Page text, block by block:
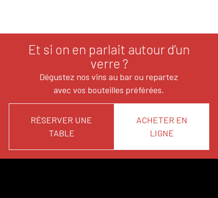
Et si on en parlait autour d’un
verre ?
Dégustez nos vins au bar ou repartez
avec vos bouteilles préférées.
RÉSERVER UNE
TABLE
ACHETER EN
LIGNE